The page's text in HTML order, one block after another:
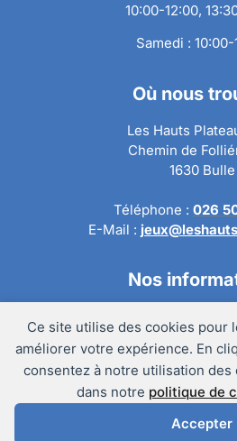
Ce site utilise des cookies pour
améliorer votre expérience. En
consentez à notre utilisation des
dans notre politique de
Accepter
10:00-12:00,
Samedi : 10:00-
Où nous
Les Hauts
Chemin de
1630 Bulle
Téléphone : 026
E-Mail :
Nos
Politique de
Politique de
Mentions
@Copyright 2024 – Les